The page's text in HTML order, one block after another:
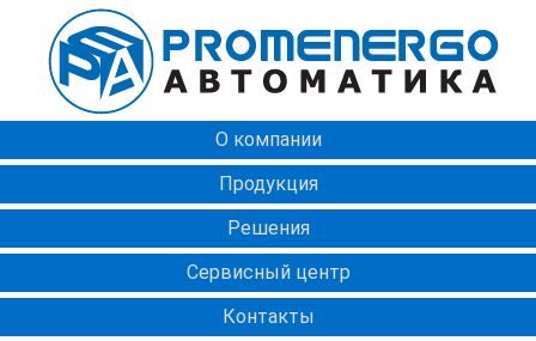
О компании
Продукция
Решения
Сервисный центр
Контакты